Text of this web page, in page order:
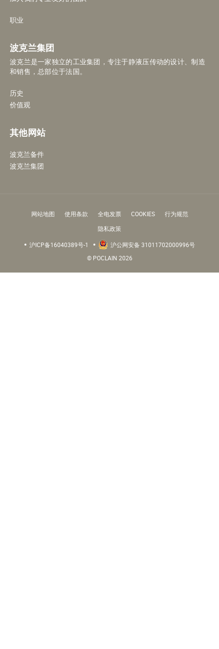
职业
波克兰集团
波克兰是一家独立的工业集团，专注于静液压传动的设计、制造
和销售，总部位于法国。
历史
价值观
其他网站
波克兰备件
波克兰集团
网站地图 使用条款 全电发票 COOKIES
行为规范
隐私政策
沪ICP备16040389号-1
沪公网安备 31011702000996号
© POCLAIN 2026